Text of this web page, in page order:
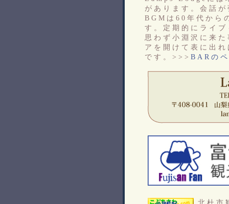
があります。会話
BGMは60年代から
す。定期的にライ
思わず小淵沢に来
アを開けて表に出
です。>>> BARの